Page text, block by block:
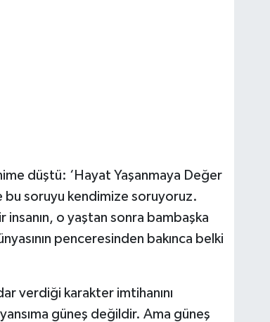
düştü: ‘Hayat Yaşanmaya Değer
bu soruyu kendimize soruyoruz.
insanın, o yaştan sonra bambaşka
penceresinden bakınca belki
verdiği karakter imtihanını
güneş değildir. Ama güneş